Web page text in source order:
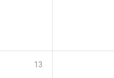
13